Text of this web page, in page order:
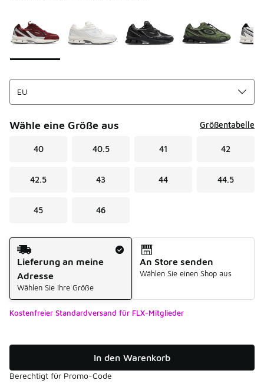
Wähle eine Größe aus Größentabelle
40 40.5 41 42
42.5 43 44 44.5
45 46
Versandart
Lieferung an meine
Adresse
Wählen Sie Ihre Größe
An Store senden
Wählen Sie einen Shop aus
Kostenfreier Standardversand für FLX-Mitglieder
In den Warenkorb
Berechtigt für Promo-Code